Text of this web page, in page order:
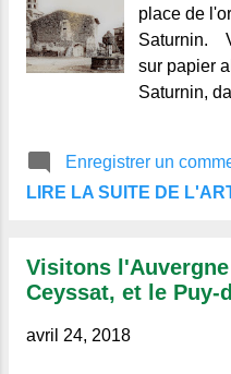
place de
Saturnin.
sur papier
Saturnin,
Enregistrer un
LIRE LA SUITE DE
Visitons
Ceyssat, et le Puy-
avril 24, 2018